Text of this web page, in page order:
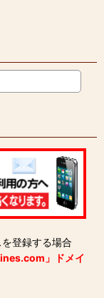
登録する場合
」ドメイ